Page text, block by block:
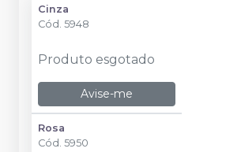
Cinza
Cód. 5948
Produto esgotado
Avise-me
Rosa
Cód. 5950